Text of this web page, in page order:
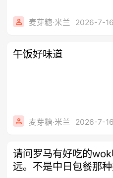
麦芽糖·米兰 2026-7-
午饭好味道
麦芽糖·米兰 2026-7-
请问罗马有好吃的
远。不是中日包餐那种